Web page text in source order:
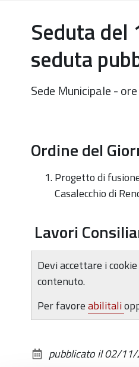
Seduta del
seduta
Sede Municipale -
Ordine del
Progetto di
Casalecchio di
Lavori
Devi accettare i
contenuto.
Per favoreabilitali
pubblicato il02/